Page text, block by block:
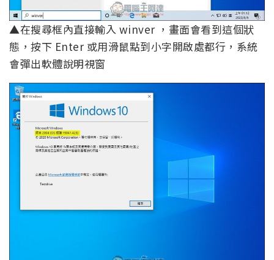
▲在搜尋框內直接輸入 winver ，畫面會看到這個狀
態，按下 Enter 或用滑鼠點到小字開啟處都行，系統
會彈出軟體說明視窗